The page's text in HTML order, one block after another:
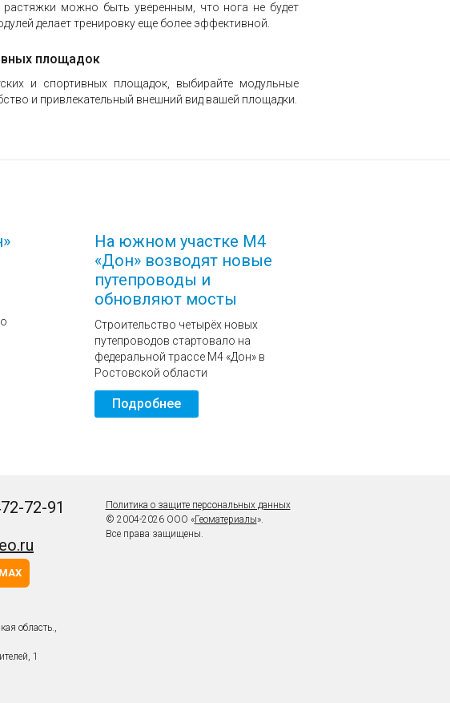
можно быть уверенным, что нога не будет
делает тренировку еще более эффективной.
площадок
и спортивных площадок, выбирайте модульные
и привлекательный внешний вид вашей площадки.
На южном участке М4
«Дон» возводят новые
путепроводы и
обновляют мосты
Строительство четырёх новых
путепроводов стартовало на
федеральной трассе М4 «Дон» в
Ростовской области
Подробнее
72-91
область.,
1
Политика о защите персональных данных
© 2004-2026 ООО «Геоматериалы».
Все права защищены.